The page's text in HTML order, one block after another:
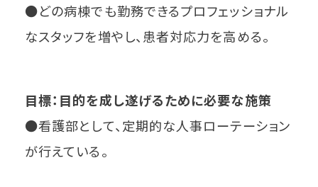
●どの病棟でも勤務できるプロフェッショナル
なスタッフを増やし、患者対応力を高める。
目標：目的を成し遂げるために必要な施策
●看護部として、定期的な人事ローテーション
が行えている。